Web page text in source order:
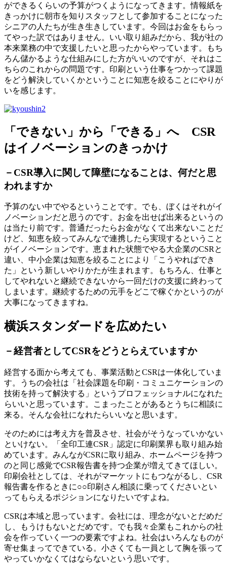
ができるくらいの予算がつくようになってきます。情報紙を
きっかけに朝市を知りスタッフとして参加することになった
シニアの人たちが生き生きしています。今回はお金をもらっ
てやった訳ではありません。いい取り組みだから、我が社の
本来業務の中で支援したいと思ったからやっています。もち
ろん儲かるような仕組みにした方がいいのですが、それはこ
ちらのこれからの問題です。印刷という仕事をつかって課題
をどう解決していくかということに知恵を絞ることにやりが
いを感じます。
「できない」から「できる」へ CSR
はイノベーションのきっかけ
－ CSR導入に関して障壁になることは、何だと思
われますか
予算のない中でやるということです。でも、ぼくはそれがイ
ノベーションだと思うのです。お金を出せば出来るというの
は当たり前です。普通だったらお金がなくて出来ないことだ
けど、知恵を絞ってみんなで連携したら実現するということ
がイノベーションです。恵まれた状態でやる大企業のCSRと
違い、中小企業は知恵を絞ることにより「こうやればでき
た」という新しいやりかたが生まれます。もちろん、仕事と
してやれないと継続できないから一回だけの支援に終わって
しまいます。継続するための元手をどこで稼ぐかというのが
大事になってきますね。
横浜スタンダードを広めたい
－経営者としてCSRをどうとらえていますか
経営する面から考えても、事業活動とCSRは一体化していま
す。うちの会社は「社会課題を印刷・コミュニケーションの
技術を持って解決する」というプロフェッショナルになれた
らいいと思っています。こまったことがあるとうちに相談に
来る。そんな会社になれたらいいなと思います。
そのためには考え方を普及させ、社会がそうなっていかない
といけない。「全印工連CSR」認定に印刷業界も取り組み始
めています。みんながCSRに取り組み、ホームページを持つ
のと同じ感覚でCSR報告書を持つ企業が増えてきてほしい。
印刷会社としては、それがマーケットにもつながるし、CSR
報告書を作るときに○○印刷さん相談に乗ってくださいとい
ってもらえるポジションになりたいですよね。
CSRは本域と思っています。会社には、理念がないとだめだ
し、もうけもないとだめです。でも我々企業もこれからの社
会を作っていく一つの要素ですよね。社会はいろんなものが
寄せ集まってできている。小さくても一員として胸を張って
やっていかなくてはならないという思いです。